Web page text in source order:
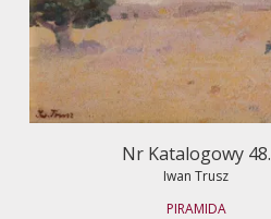
Nr Katalogowy 48.
Iwan Trusz
PIRAMIDA